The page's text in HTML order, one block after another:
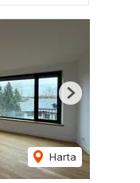
Harta
Next